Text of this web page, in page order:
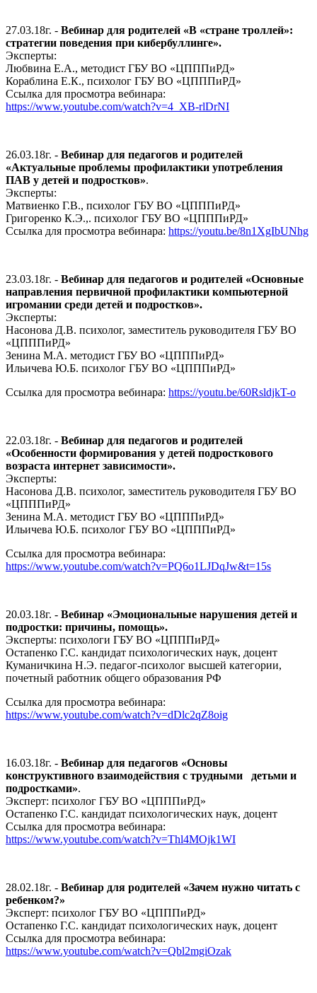
27.03.18г. - Вебинар для родителей «В «стране троллей»:
стратегии поведения при кибербуллинге».
Эксперты:
Любвина Е.А., методист ГБУ ВО «ЦПППиРД»
Кораблина Е.К., психолог ГБУ ВО «ЦПППиРД»
Ссылка для просмотра вебинара:
https://www.youtube.com/watch?v=4_XB-rlDrNI
26.03.18г. - Вебинар для педагогов и родителей
«Актуальные проблемы профилактики употребления
ПАВ у детей и подростков».
Эксперты:
Матвиенко Г.В., психолог ГБУ ВО «ЦПППиРД»
Григоренко К.Э.,. психолог ГБУ ВО «ЦПППиРД»
Ссылка для просмотра вебинара: https://youtu.be/8n1XgIbUNhg
23.03.18г. - Вебинар для педагогов и родителей «Основные
направления первичной профилактики компьютерной
игромании среди детей и подростков».
Эксперты:
Насонова Д.В. психолог, заместитель руководителя ГБУ ВО
«ЦПППиРД»
Зенина М.А. методист ГБУ ВО «ЦПППиРД»
Ильичева Ю.Б. психолог ГБУ ВО «ЦПППиРД»
Ссылка для просмотра вебинара: https://youtu.be/60RsldjkT-o
22.03.18г. - Вебинар для педагогов и родителей
«Особенности формирования у детей подросткового
возраста интернет зависимости».
Эксперты:
Насонова Д.В. психолог, заместитель руководителя ГБУ ВО
«ЦПППиРД»
Зенина М.А. методист ГБУ ВО «ЦПППиРД»
Ильичева Ю.Б. психолог ГБУ ВО «ЦПППиРД»
Ссылка для просмотра вебинара:
https://www.youtube.com/watch?v=PQ6o1LJDqJw&t=15s
20.03.18г. - Вебинар «Эмоциональные нарушения детей и
подростки: причины, помощь».
Эксперты: психологи ГБУ ВО «ЦПППиРД»
Остапенко Г.С. кандидат психологических наук, доцент
Куманичкина Н.Э. педагог-психолог высшей категории,
почетный работник общего образования РФ
Ссылка для просмотра вебинара:
https://www.youtube.com/watch?v=dDlc2qZ8oig
16.03.18г. - Вебинар для педагогов «Основы
конструктивного взаимодействия с трудными детьми и
подростками».
Эксперт: психолог ГБУ ВО «ЦПППиРД»
Остапенко Г.С. кандидат психологических наук, доцент
Ссылка для просмотра вебинара:
https://www.youtube.com/watch?v=Thl4MOjk1WI
28.02.18г. - Вебинар для родителей «Зачем нужно читать с
ребенком?»
Эксперт: психолог ГБУ ВО «ЦПППиРД»
Остапенко Г.С. кандидат психологических наук, доцент
Ссылка для просмотра вебинара:
https://www.youtube.com/watch?v=Qbl2mgiOzak